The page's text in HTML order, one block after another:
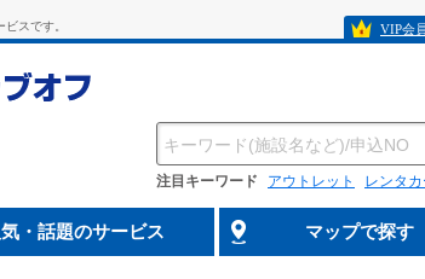
スです。 VIP会
注目キーワード アウトレット レンタカ
気・話題のサービス マップで探す